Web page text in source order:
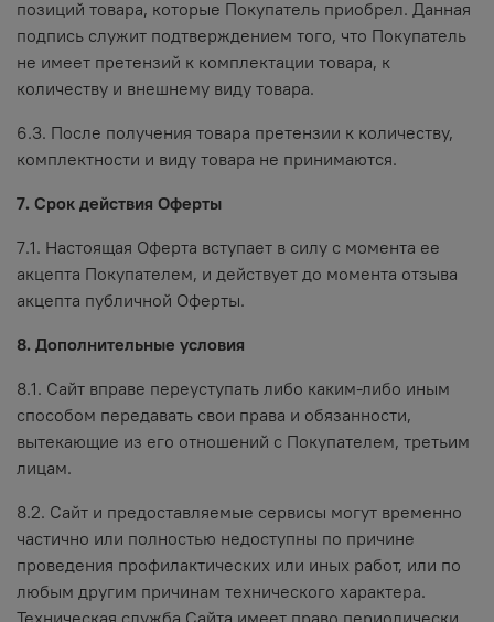
позиций товара, которые Покупатель приобрел. Данная
подпись служит подтверждением того, что Покупатель
не имеет претензий к комплектации товара, к
количеству и внешнему виду товара.
6.3. После получения товара претензии к количеству,
комплектности и виду товара не принимаются.
7. Срок действия Оферты
7.1. Настоящая Оферта вступает в силу с момента ее
акцепта Покупателем, и действует до момента отзыва
акцепта публичной Оферты.
8. Дополнительные условия
8.1. Сайт вправе переуступать либо каким-либо иным
способом передавать свои права и обязанности,
вытекающие из его отношений с Покупателем, третьим
лицам.
8.2. Сайт и предоставляемые сервисы могут временно
частично или полностью недоступны по причине
проведения профилактических или иных работ, или по
любым другим причинам технического характера.